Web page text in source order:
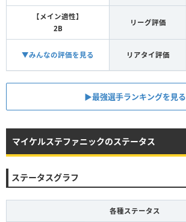
【メイン適性】
2B
リーグ評価
▼みんなの評価を見る リアタイ評価
▶︎最強選手ランキングを見る
マイケルステファニックのステータス
ステータスグラフ
各種ステータス